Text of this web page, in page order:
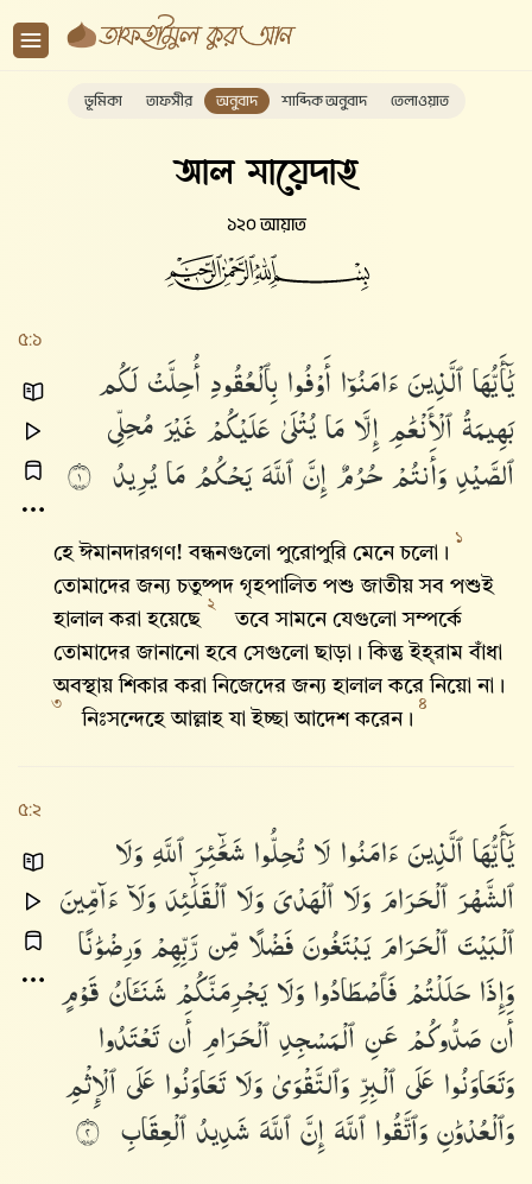
ভূমিকা তাফসীর অনুবাদ শাব্দিক অনুবাদ তেলাওয়াত
আল মায়েদাহ
১২০ আয়াত
৫:১
يَٰٓأَيُّهَاٱلَّذِينَءَامَنُوٓا۟أَوْفُوا۟بِٱلْعُقُودِأُحِلَّتْلَكُم
بَهِيمَةُٱلْأَنْعَٰمِإِلَّامَايُتْلَىٰعَلَيْكُمْغَيْرَمُحِلِّى
ٱلصَّيْدِوَأَنتُمْحُرُمٌإِنَّٱللَّهَيَحْكُمُمَايُرِيدُ ١
হে ঈমানদারগণ! বন্ধনগুলো পুরোপুরি মেনে চলো।
১
তোমাদের জন্য চতুষ্পদ গৃহপালিত পশু জাতীয় সব পশুই
হালাল করা হয়েছে
২
তবে সামনে যেগুলো সম্পর্কে
তোমাদের জানানো হবে সেগুলো ছাড়া। কিন্তু ইহ্‌রাম বাঁধা
অবস্থায় শিকার করা নিজেদের জন্য হালাল করে নিয়ো না।
৩
নিঃসন্দেহে আল্লাহ‌ যা ইচ্ছা আদেশ করেন।
৪
৫:২
يَٰٓأَيُّهَاٱلَّذِينَءَامَنُوا۟لَاتُحِلُّوا۟شَعَٰٓئِرَٱللَّهِوَلَا
ٱلشَّهْرَٱلْحَرَامَوَلَاٱلْهَدْىَوَلَاٱلْقَلَٰٓئِدَوَلَآءَآمِّينَ
ٱلْبَيْتَٱلْحَرَامَيَبْتَغُونَفَضْلًامِّنرَّبِّهِمْوَرِضْوَٰنًا
وَإِذَاحَلَلْتُمْفَٱصْطَادُوا۟وَلَايَجْرِمَنَّكُمْشَنَـَٔانُقَوْمٍ
أَنصَدُّوكُمْعَنِٱلْمَسْجِدِٱلْحَرَامِأَنتَعْتَدُوا۟
وَتَعَاوَنُوا۟عَلَىٱلْبِرِّوَٱلتَّقْوَىٰوَلَاتَعَاوَنُوا۟عَلَىٱلْإِثْمِ
وَٱلْعُدْوَٰنِوَٱتَّقُوا۟ٱللَّهَإِنَّٱللَّهَشَدِيدُٱلْعِقَابِ ٢